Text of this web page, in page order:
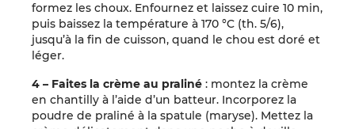
formez les choux. Enfournez et laissez cuire 10 min,
puis baissez la température à 170 °C (th. 5/6),
jusqu’à la fin de cuisson, quand le chou est doré et
léger.
4 – Faites la crème au praliné : montez la crème
en chantilly à l’aide d’un batteur. Incorporez la
poudre de praliné à la spatule (maryse). Mettez la